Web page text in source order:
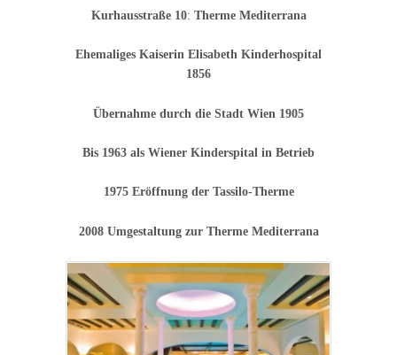
Kurhausstraße 10: Therme Mediterrana
Ehemaliges Kaiserin Elisabeth Kinderhospital
1856
Übernahme durch die Stadt Wien 1905
Bis 1963 als Wiener Kinderspital in Betrieb
1975 Eröffnung der Tassilo-Therme
2008 Umgestaltung zur Therme Mediterrana